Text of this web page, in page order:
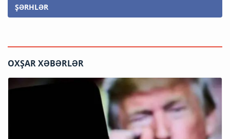
ŞƏRHLƏR
OXŞAR XƏBƏRLƏR